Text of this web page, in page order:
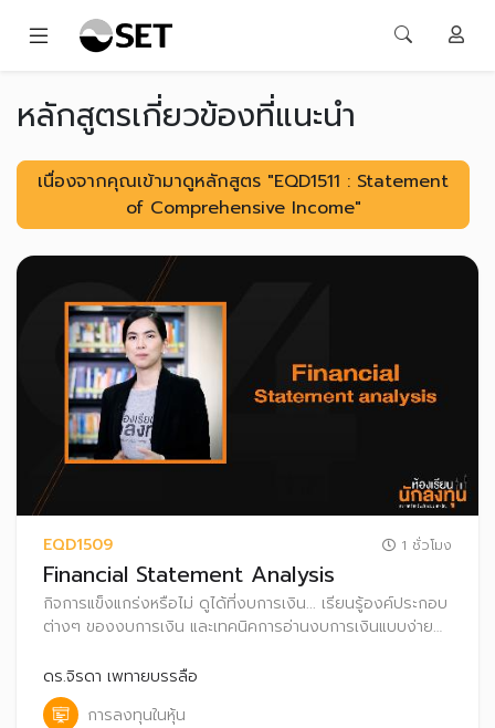
หลักสูตรเกี่ยวข้องที่แนะนำ
เนื่องจากคุณเข้ามาดูหลักสูตร "EQD1511 : Statement
of Comprehensive Income"
EQD1509 1 ชั่วโมง
Financial Statement Analysis
กิจการแข็งแกร่งหรือไม่ ดูได้ที่งบการเงิน... เรียนรู้องค์ประกอบ
ต่างๆ ของงบการเงิน และเทคนิคการอ่านงบการเงินแบบง่าย
ดร.จิรดา เพทายบรรลือ
การลงทุนในหุ้น